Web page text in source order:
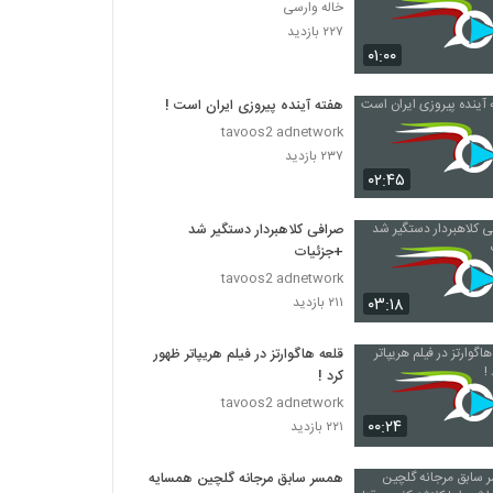
۰۱:۰۰
خاله وارسی
۲۲۷ بازدید
۰۲:۴۵
هفته آینده پیروزی ایران است !
tavoos2 adnetwork
۲۳۷ بازدید
۰۳:۱۸
صرافی کلاهبردار دستگیر شد
+جزئیات
tavoos2 adnetwork
۲۱۱ بازدید
۰۰:۲۴
قلعه هاگوارتز در فیلم هریپاتر ظهور
کرد !
tavoos2 adnetwork
۲۲۱ بازدید
همسر سابق مرجانه گلچین همسایه